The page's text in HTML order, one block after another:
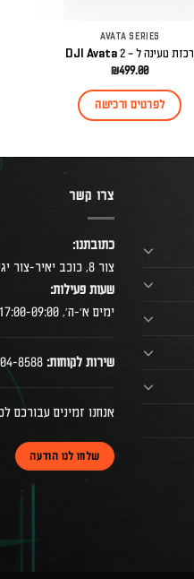
AVATA SERIES
רכזת טעינה ל – DJI Avata 2
₪499.00
לפרטים ורכישה
צרו קשר
כתובתנו:
צור 8, כוכב יאיר-צור יגאל
שעות פעילות:
ימים א׳-ה׳, 17:00-09:00
שירות לקוחות:
אנחנו זמינים עבורכם
שלחו לנו הודעה